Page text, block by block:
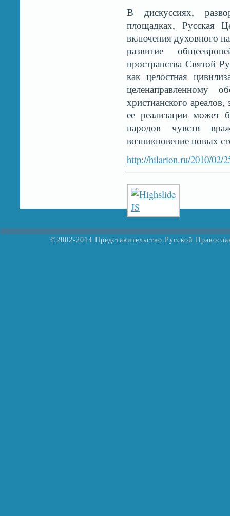
В дискуссиях,
площадках, Русская
включения духовного
развитие
пространства Святой
как целостная
целенаправленному
христианского
ее реализации может
народов чувств
возникновение новых
http://hilarion.ru/2010/02/
©2002-2014 Представительство Русской